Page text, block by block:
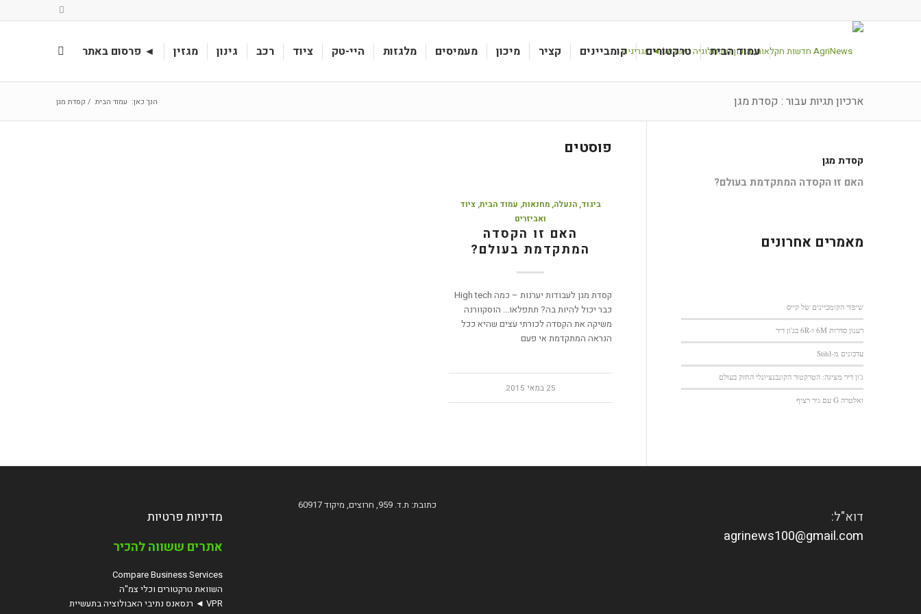
עמוד הבית טרקטורים קומביינים קציר מיכון מעמיסים מלגזות היי-טק ציוד רכב גינון מגזין ◄ פרסום באתר
ארכיון תגיות עבור : קסדת מגן הנך כאן: עמוד הבית / קסדת מגן
פוסטים
ביגוד, הנעלה, מחנאות, עמוד הבית, ציוד
ואביזרים
האם זו הקסדה
המתקדמת בעולם?
קסדת מגן לעבודות יערנות – כמה High tech
כבר יכול להיות בה? תתפלאו... הוסקוורנה
משיקה את הקסדה לכורתי עצים שהיא ככל
הנראה המתקדמת אי פעם
25 במאי 2015
קסדת מגן
האם זו הקסדה המתקדמת בעולם?
מאמרים אחרונים
שיפור הקומביינים של קייס
רענון סדרות 6M ו-6R בג'ון דיר
עדכונים מ-Stihl
ג'ון דיר מציגה: הטרקטור הקונבנציונלי החזק בעולם
ואלטרה G עם גיר רציף
דוא"ל:
agrinews100@gmail.com
כתובת: ת.ד. 959, חרוצים, מיקוד 60917
מדיניות פרטיות
אתרים ששווה להכיר
Compare Business Services
השוואת טרקטורים וכלי צמ"ה
VPR ◄ רנסאנס נתיבי האבולוציה בתעשיית